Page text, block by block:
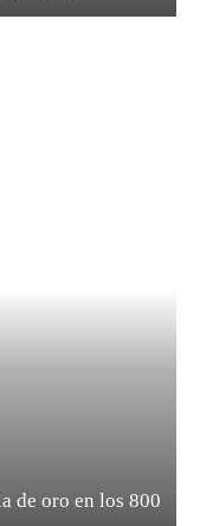
de oro en los 800